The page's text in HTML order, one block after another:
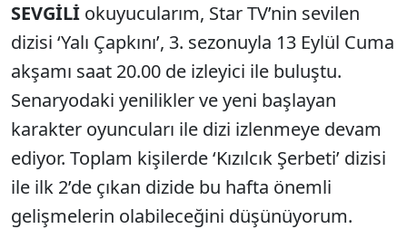
SEVGİLİ okuyu­cularım, Star TV’nin sevilen
dizisi ‘Yalı Çapkını’, 3. sezo­nuyla 13 Eylül Cuma
akşamı saat 20.00 de izleyici ile buluş­tu.
Senaryodaki yenilikler ve yeni başlayan
karakter oyuncuları ile dizi izlenmeye devam
ediyor. Toplam kişilerde ‘Kızılcık Şerbeti’ dizisi
ile ilk 2’de çıkan dizide bu hafta önemli
gelişmelerin olabileceğini düşünü­yorum.